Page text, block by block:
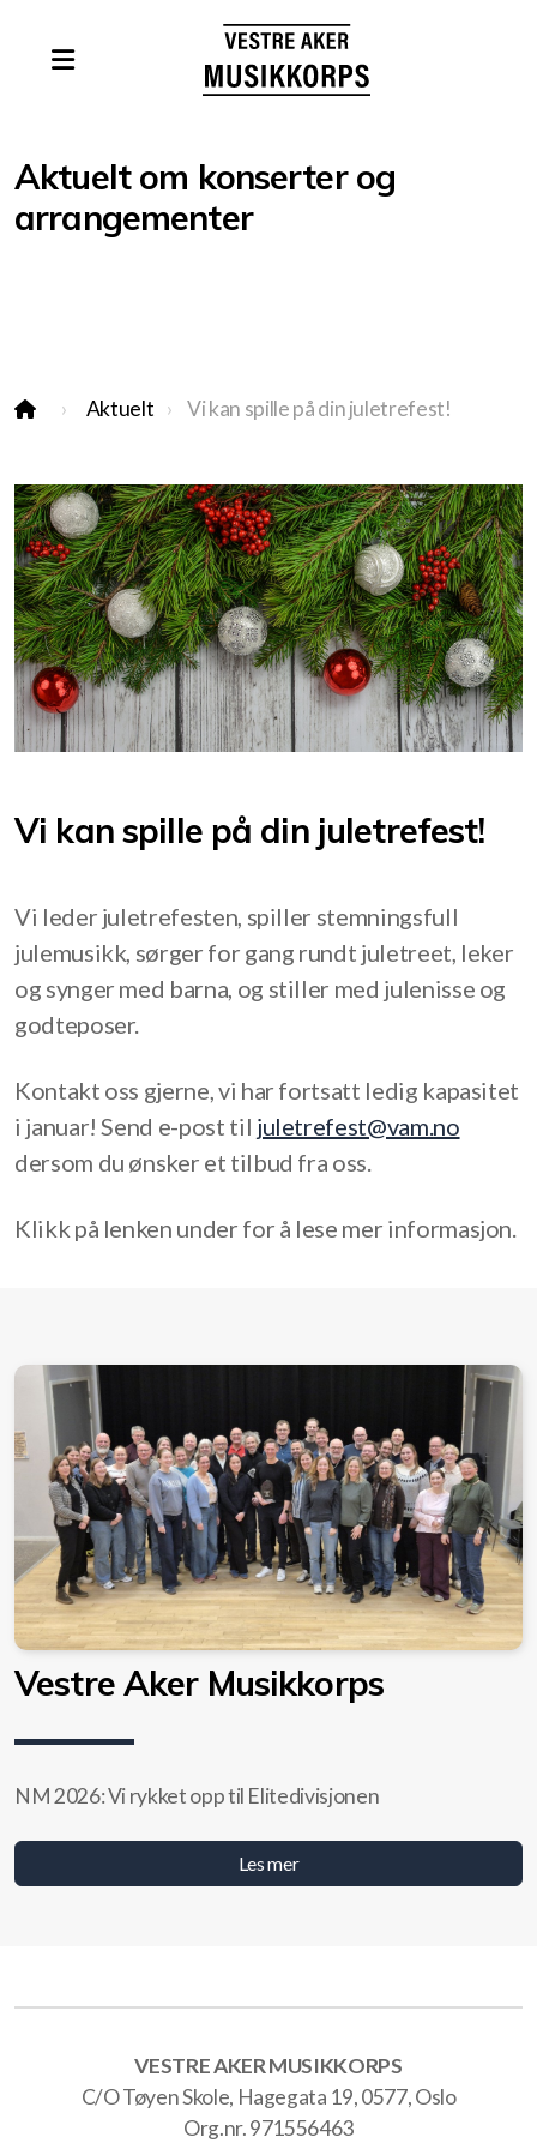
Aktuelt om konserter og
arrangementer
Aktuelt Vi kan spille på din juletrefest!
Vi kan spille på din juletrefest!
Vi leder juletrefesten, spiller stemningsfull
julemusikk, sørger for gang rundt juletreet, leker
og synger med barna, og stiller med julenisse og
godteposer.
Kontakt oss gjerne, vi har fortsatt ledig kapasitet
i januar! Send e-post til juletrefest@vam.no
dersom du ønsker et tilbud fra oss.
Klikk på lenken under for å lese mer informasjon.
Vestre Aker Musikkorps
NM 2026: Vi rykket opp til Elitedivisjonen
Les mer
VESTRE AKER MUSIKKORPS
C/O Tøyen Skole, Hagegata 19, 0577, Oslo
Org.nr. 971556463
Juletrefester
Vår historie